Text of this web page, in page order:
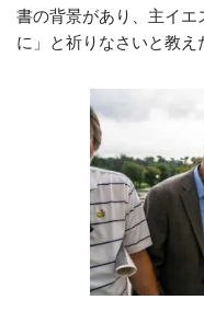
書の背景があり、主イエ
に」と祈りなさいと教え